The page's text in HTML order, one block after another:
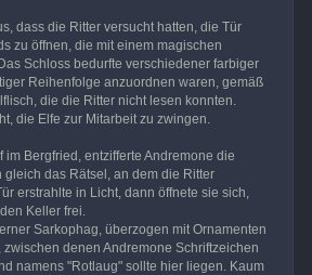
dass die Ritter versucht hatten, die Tür
zu öffnen, die mit einem magischen
Schloss bedurfte verschiedener farbiger
Reihenfolge anzuordnen waren, gemäß
die die Ritter nicht lesen konnten.
die Elfe zur Mitarbeit zu zwingen.
im Bergfried, entzifferte Andremone die
gleich das Rätsel, an dem die Ritter
erstrahlte in Licht, dann öffnete sie sich,
Keller frei.
Sarkophag, überzogen mit Ornamenten
denen Andremone Schriftzeichen
namens "Rotlaug" sollte hier liegen. Kaum